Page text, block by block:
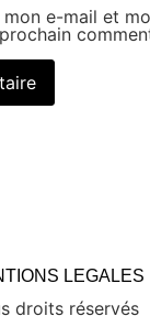
e-mail et
LEGALES
droits réservés